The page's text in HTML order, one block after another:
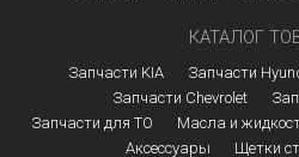
КАТАЛОГ
Запчасти KIA Запчасти
Запчасти Chevrolet
Запчасти для ТО
Масла и
Аксессуары
Щетки